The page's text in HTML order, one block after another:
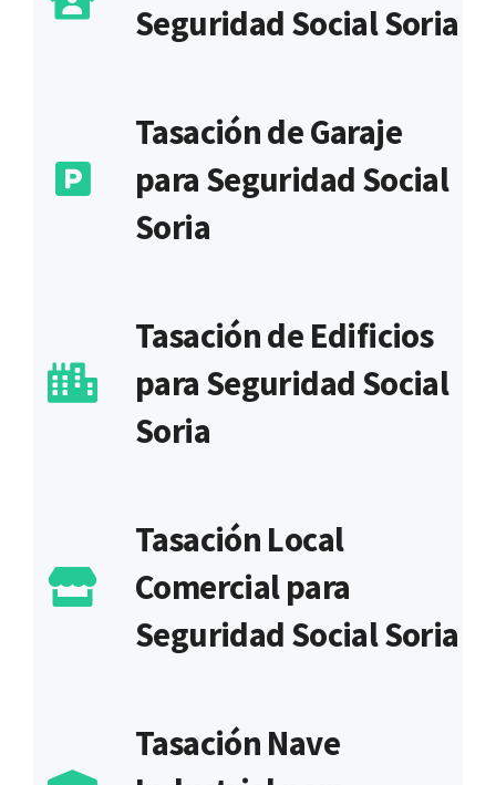
Seguridad Social Soria
Tasación de Garaje
para Seguridad Social
Soria
Tasación de Edificios
para Seguridad Social
Soria
Tasación Local
Comercial para
Seguridad Social Soria
Tasación Nave